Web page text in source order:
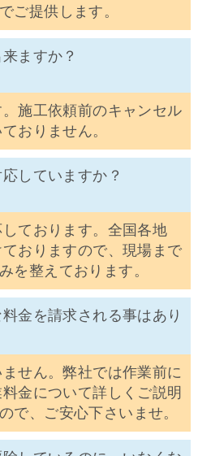
ご提供します。
ますか？
施工依頼前のキャンセル
おりません。
していますか？
ております。全国各地
おりますので、現場まで
を整えております。
金を請求される事はあり
せん。弊社では作業前に
金について詳しくご説明
で、ご安心下さいませ。